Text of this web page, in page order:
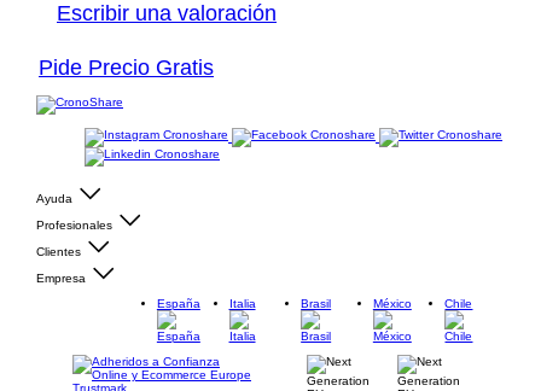
Escribir una valoración
Pide Precio Gratis
Ayuda
Profesionales
Clientes
Empresa
España
Italia Brasil México Chile